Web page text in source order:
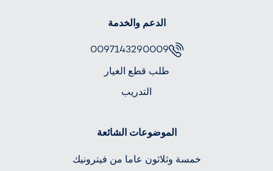
الدعم والخدمة
0097143290009
طلب قطع الغيار
التدريب
الموضوعات الشائعة
خمسة وثلاثون عاما من فيترونيك